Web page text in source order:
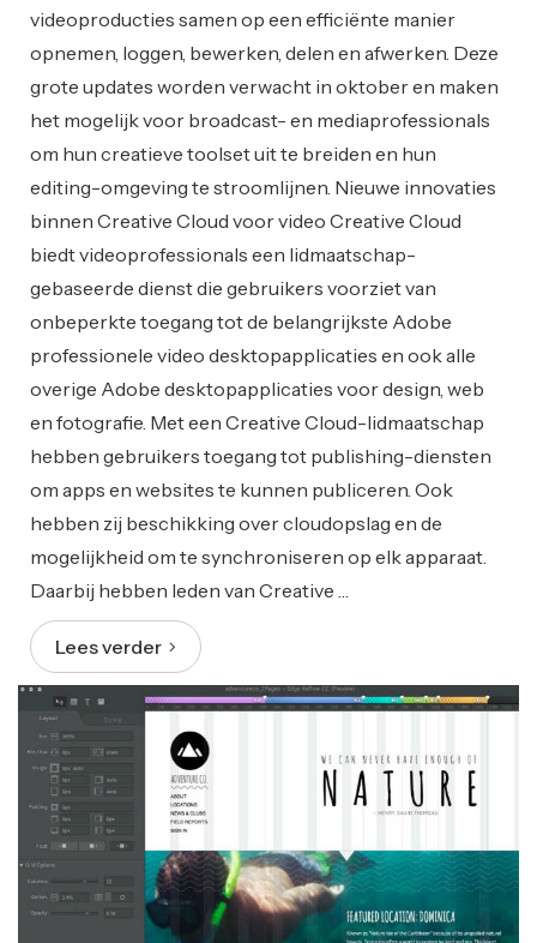
videoproducties samen op een efficiënte manier
opnemen, loggen, bewerken, delen en afwerken. Deze
grote updates worden verwacht in oktober en maken
het mogelijk voor broadcast- en mediaprofessionals
om hun creatieve toolset uit te breiden en hun
editing-omgeving te stroomlijnen. Nieuwe innovaties
binnen Creative Cloud voor video Creative Cloud
biedt videoprofessionals een lidmaatschap-
gebaseerde dienst die gebruikers voorziet van
onbeperkte toegang tot de belangrijkste Adobe
professionele video desktopapplicaties en ook alle
overige Adobe desktopapplicaties voor design, web
en fotografie. Met een Creative Cloud-lidmaatschap
hebben gebruikers toegang tot publishing-diensten
om apps en websites te kunnen publiceren. Ook
hebben zij beschikking over cloudopslag en de
mogelijkheid om te synchroniseren op elk apparaat.
Daarbij hebben leden van Creative …
Lees verder